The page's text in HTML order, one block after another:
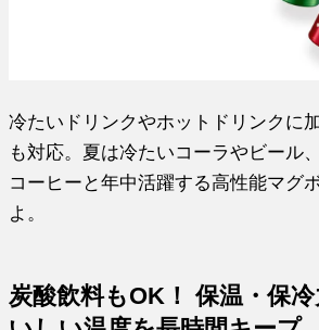
冷たいドリンクやホットドリンクに
も対応。夏は冷たいコーラやビール
コーヒーと年中活躍する高性能マグ
よ。
炭酸飲料もOK！ 保温・保